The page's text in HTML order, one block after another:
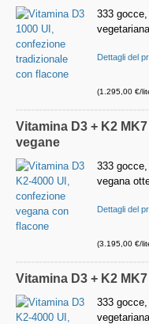
333
Dettagli del
(1.295,00 €/
Vitamina D3 + K2
vegane
333
vegana
Dettagli del
(3.195,00 €/
Vitamina D3 + K2
333